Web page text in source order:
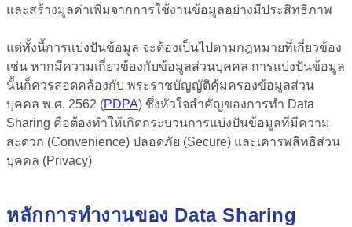
และสร้างมูลค่าเพิ่มจากการใช้งานข้อมูลอย่างมีประสิทธิภาพ
แต่ทั้งนี้การแบ่งปันข้อมูล จะต้องเป็นไปตามกฎหมายที่เกี่ยวข้อง
เช่น หากมีความเกี่ยวข้องกับข้อมูลส่วนบุคคล การแบ่งปันข้อมูล
นั้นก็ควรสอดคล้องกับ พระราชบัญญัติคุ้มครองข้อมูลส่วน
บุคคล พ.ศ. 2562 (PDPA) ซึ่งหัวใจสำคัญของการทำ Data
Sharing คือต้องทำให้เกิดกระบวนการแบ่งปันข้อมูลที่มีความ
สะดวก (Convenience) ปลอดภัย (Secure) และเคารพสิทธิส่วน
บุคคล (Privacy)
หลักการทำงานของ Data Sharing